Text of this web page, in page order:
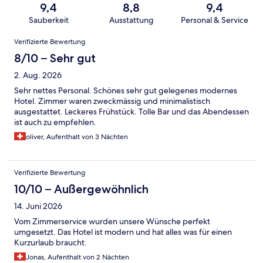
9,4
Sauberkeit
8,8
Ausstattung
9,4
Personal & Service
Bewertungen
Verifizierte Bewertung
8/10 – Sehr gut
2. Aug. 2026
Sehr nettes Personal. Schönes sehr gut gelegenes modernes
Hotel. Zimmer waren zweckmässig und minimalistisch
ausgestattet. Leckeres Frühstück. Tolle Bar und das Abendessen
ist auch zu empfehlen.
oliver, Aufenthalt von 3 Nächten
Verifizierte Bewertung
10/10 – Außergewöhnlich
14. Juni 2026
Vom Zimmerservice wurden unsere Wünsche perfekt
umgesetzt. Das Hotel ist modern und hat alles was für einen
Kurzurlaub braucht.
Jonas, Aufenthalt von 2 Nächten